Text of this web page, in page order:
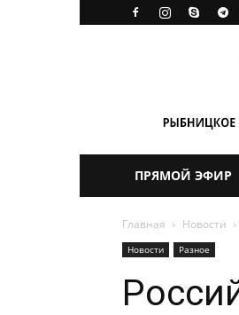
ПРЯМОЙ ЭФИР
Главная Новости
Новости Разное